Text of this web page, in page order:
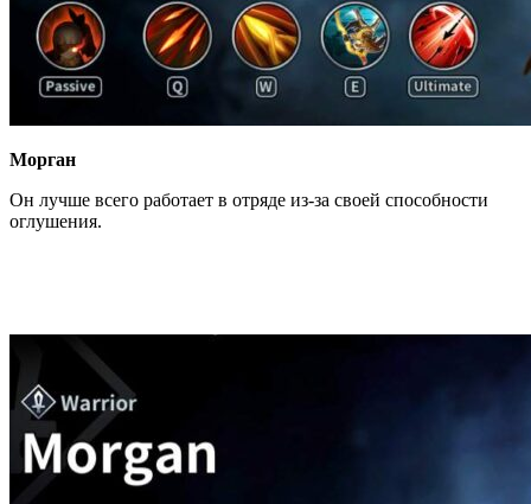
Морган
Он лучше всего работает в отряде из-за своей способности
оглушения.